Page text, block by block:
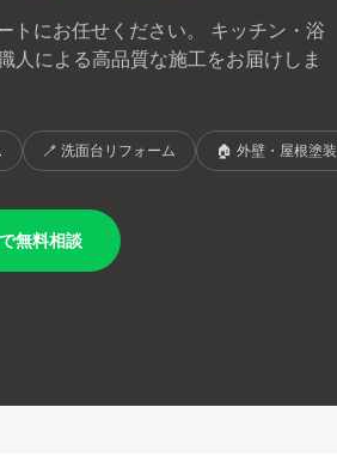
トにお任せください。 キッチン・浴
人による高品質な施工をお届けしま
🪥 洗面台リフォーム 🏠 外壁・屋根塗装
無料相談